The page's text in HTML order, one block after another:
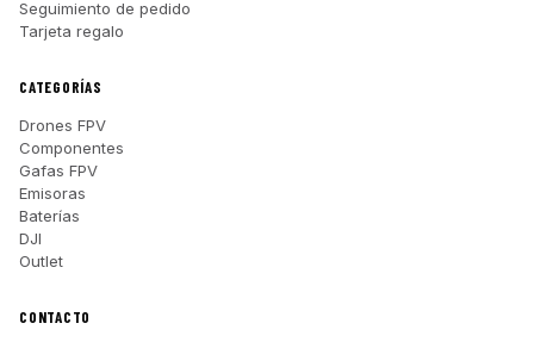
Seguimiento de pedido
Tarjeta regalo
CATEGORÍAS
Drones FPV
Componentes
Gafas FPV
Emisoras
Baterías
DJI
Outlet
CONTACTO